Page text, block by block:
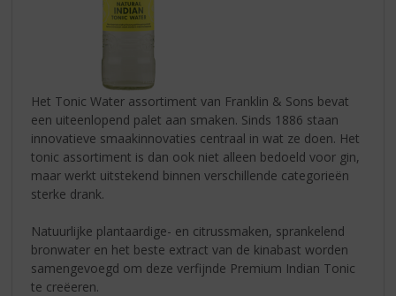
Het Tonic Water assortiment van Franklin & Sons bevat
een uiteenlopend palet aan smaken. Sinds 1886 staan
innovatieve smaakinnovaties centraal in wat ze doen. Het
tonic assortiment is dan ook niet alleen bedoeld voor gin,
maar werkt uitstekend binnen verschillende categorieën
sterke drank.
Natuurlijke plantaardige- en citrussmaken, sprankelend
bronwater en het beste extract van de kinabast worden
samengevoegd om deze verfijnde Premium Indian Tonic
te creëeren.